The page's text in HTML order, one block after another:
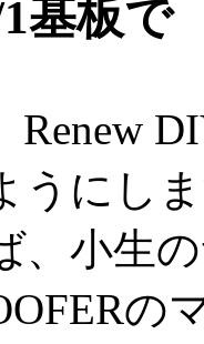
基板で
うにし
、小生
の